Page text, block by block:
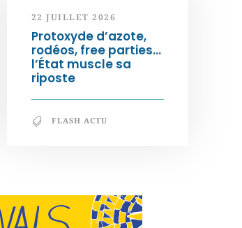
22 JUILLET 2026
Protoxyde d’azote,
rodéos, free parties…
l’État muscle sa
riposte
FLASH ACTU